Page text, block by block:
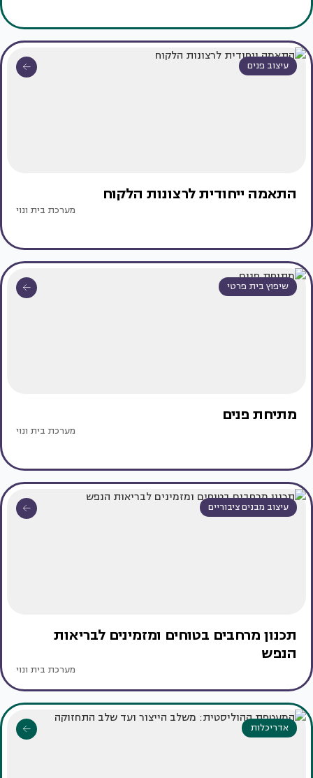
עיצוב פנים
התאמה ייחודית לרצונות הלקוח
מערכת בית ונוי
שיפוץ בית פרטי
מתיחת פנים
מערכת בית ונוי
עיצוב מבנים ציבוריים
תכנון מרחבים בטוחים ומזמינים לבריאות
הנפש
מערכת בית ונוי
אדריכלות